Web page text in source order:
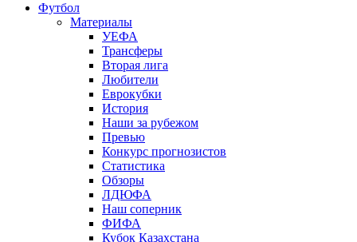
Футбол
Материалы
УЕФА
Трансферы
Вторая лига
Любители
Еврокубки
История
Наши за рубежом
Превью
Конкурс прогнозистов
Статистика
Обзоры
ЛДЮФА
Наш соперник
ФИФА
Кубок Казахстана